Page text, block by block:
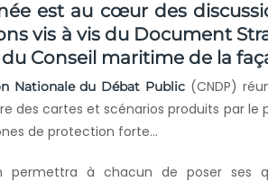
est au cœur des
vis à vis du Document
Conseil maritime de la
Nationale du Débat Public (CNDP)
des cartes et scénarios produits par le
de protection forte…
permettra à chacun de poser ses